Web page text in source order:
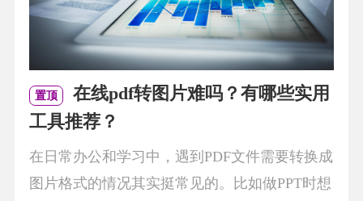
置顶
在线pdf转图片难吗？有哪些实用
工具推荐？
在日常办公和学习中，遇到PDF文件需要转换成
图片格式的情况其实挺常见的。比如做PPT时想